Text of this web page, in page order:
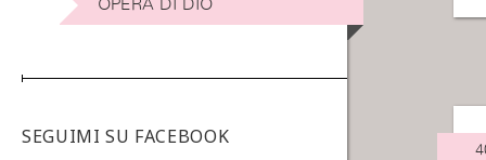
OPERA DI DIO
SEGUIMI SU FACEBOOK